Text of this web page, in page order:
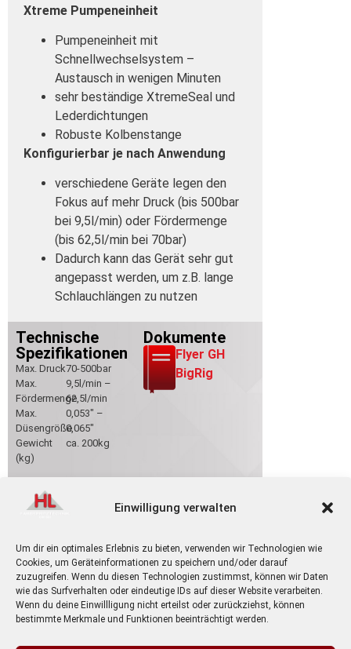
Einwilligung verwalten
Um dir ein optimales Erlebnis zu bieten, verwenden wir Technologien wie
Cookies, um Geräteinformationen zu speichern und/oder darauf
zuzugreifen. Wenn du diesen Technologien zustimmst, können wir Daten
wie das Surfverhalten oder eindeutige IDs auf dieser Website verarbeiten.
Wenn du deine Einwillligung nicht erteilst oder zurückziehst, können
bestimmte Merkmale und Funktionen beeinträchtigt werden.
Xtreme Pumpeneinheit
Pumpeneinheit mit
Schnellwechselsystem –
Austausch in wenigen Minuten
sehr beständige XtremeSeal und
Lederdichtungen
Robuste Kolbenstange
Konfigurierbar je nach Anwendung
verschiedene Geräte legen den
Fokus auf mehr Druck (bis 500bar
bei 9,5l/min) oder Fördermenge
(bis 62,5l/min bei 70bar)
Dadurch kann das Gerät sehr gut
angepasst werden, um z.B. lange
Schlauchlängen zu nutzen
Technische
Spezifikationen
Max. Druck
Max.
Fördermenge
Max.
Düsengröße
Gewicht
(kg)
70-500bar
9,5l/min –
62,5l/min
0,053″ –
0,065″
ca. 200kg
Dokumente
Flyer GH
BigRig
HL Farbspritztechnik GmbH
Am Winkelsteig 6
91207 Lauf-Wetzendorf